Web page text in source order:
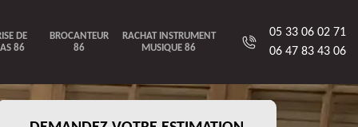
DE
86
BROCANTEUR
86
RACHAT INSTRUMENT
MUSIQUE 86
05 33 06 02 71
06 47 83 43 06